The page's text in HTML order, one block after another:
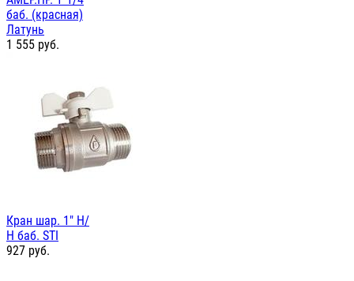
баб. (красная)
Латунь
1 555 руб.
Кран шар. 1" Н/
Н баб. STI
927 руб.